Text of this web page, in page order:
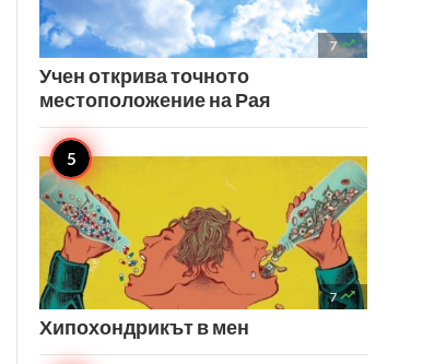
7 
Учен открива точното
местоположение на Рая
7 
Хипохондрикът в мен